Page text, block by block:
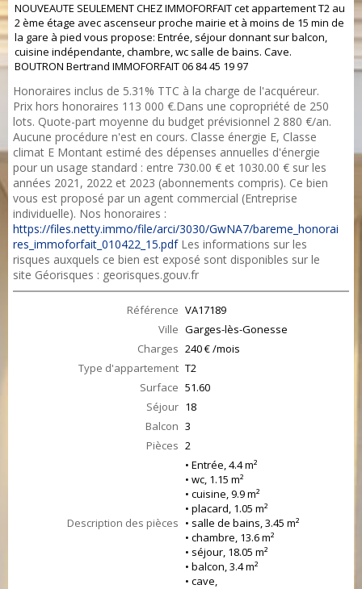
NOUVEAUTE SEULEMENT CHEZ IMMOFORFAIT cet appartement T2 au
2 ème étage avec ascenseur proche mairie et à moins de 15 min de
la gare à pied vous propose: Entrée, séjour donnant sur balcon,
cuisine indépendante, chambre, wc salle de bains. Cave.
BOUTRON Bertrand IMMOFORFAIT 06 84 45 19 97
Honoraires inclus de 5.31% TTC à la charge de l'acquéreur.
Prix hors honoraires 113 000 €.Dans une copropriété de 250
lots. Quote-part moyenne du budget prévisionnel 2 880 €/an.
Aucune procédure n'est en cours. Classe énergie E, Classe
climat E Montant estimé des dépenses annuelles d'énergie
pour un usage standard : entre 730.00 € et 1030.00 € sur les
années 2021, 2022 et 2023 (abonnements compris). Ce bien
vous est proposé par un agent commercial (Entreprise
individuelle). Nos honoraires :
https://files.netty.immo/file/arci/3030/GwNA7/bareme_honorai
res_immoforfait_010422_15.pdfLes informations sur les
risques auxquels ce bien est exposé sont disponibles sur le
site Géorisques : georisques.gouv.fr
Référence VA17189
Ville Garges-lès-Gonesse
Charges 240 € /mois
Type d'appartement T2
Surface 51.60
Séjour 18
Balcon 3
Pièces 2
Description des pièces
• Entrée, 4.4 m²
• wc, 1.15 m²
• cuisine, 9.9 m²
• placard, 1.05 m²
• salle de bains, 3.45 m²
• chambre, 13.6 m²
• séjour, 18.05 m²
• balcon, 3.4 m²
• cave,